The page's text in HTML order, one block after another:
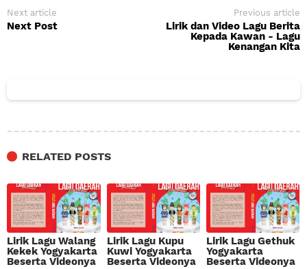
Next article
Next Post
Previous article
Lirik dan Video Lagu Berita
Kepada Kawan - Lagu
Kenangan Kita
RELATED POSTS
Lirik Lagu Walang
Kekek Yogyakarta
Beserta Videonya
Lirik Lagu Kupu
Kuwi Yogyakarta
Beserta Videonya
Lirik Lagu Gethuk
Yogyakarta
Beserta Videonya